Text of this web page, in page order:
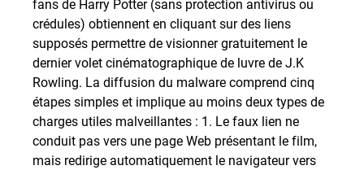
fans de Harry Potter (sans protection antivirus ou
crédules) obtiennent en cliquant sur des liens
supposés permettre de visionner gratuitement le
dernier volet cinématographique de luvre de J.K
Rowling. La diffusion du malware comprend cinq
étapes simples et implique au moins deux types de
charges utiles malveillantes : 1. Le faux lien ne
conduit pas vers une page Web présentant le film,
mais redirige automatiquement le navigateur vers